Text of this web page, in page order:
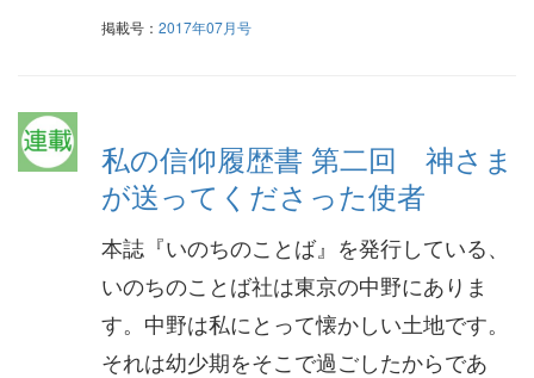
掲載号： 2017年07月号
私の信仰履歴書 第二回 神さま
が送ってくださった使者
本誌『いのちのことば』を発行している、
いのちのことば社は東京の中野にありま
す。中野は私にとって懐かしい土地です。
それは幼少期をそこで過ごしたからであ